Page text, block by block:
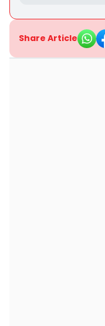
Share Article